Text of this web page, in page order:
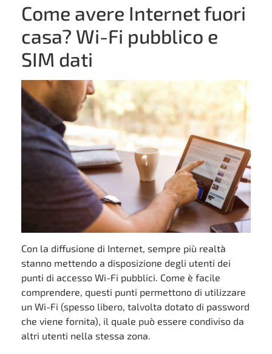
Come avere Internet fuori
casa? Wi-Fi pubblico e
SIM dati
Con la diffusione di Internet, sempre più realtà
stanno mettendo a disposizione degli utenti dei
punti di accesso Wi-Fi pubblici. Come è facile
comprendere, questi punti permettono di utilizzare
un Wi-Fi (spesso libero, talvolta dotato di password
che viene fornita), il quale può essere condiviso da
altri utenti nella stessa zona.